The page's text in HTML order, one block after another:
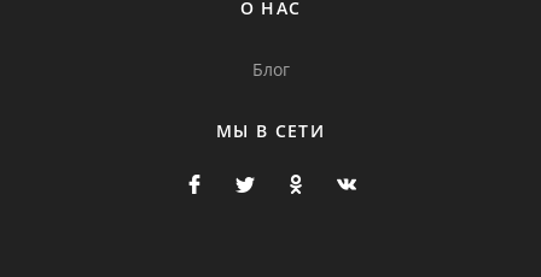
О НАС
Блог
МЫ В СЕТИ